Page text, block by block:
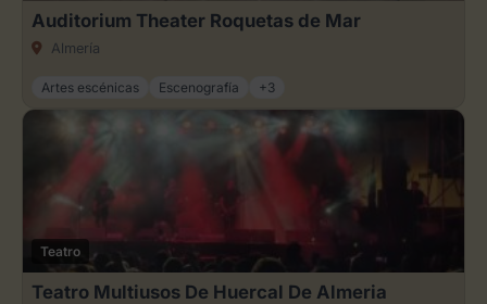
Auditorium Theater Roquetas de Mar
Almería
Artes escénicas Escenografía +3
Teatro
Teatro Multiusos De Huercal De Almeria